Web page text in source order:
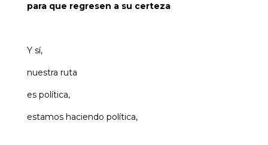
para que regresen a su certeza
Y sí,
nuestra ruta
es política,
estamos haciendo política,